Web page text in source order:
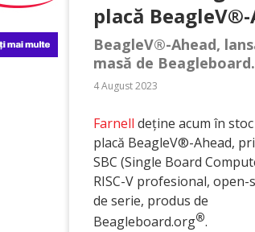
placă
BeagleV®-Ahead,
masă de
4 August 2023
Farnell deține acum în
placă BeagleV®-Ahead,
SBC (Single Board
RISC-V profesional, open-
de serie, produs de
Beagleboard.org®.